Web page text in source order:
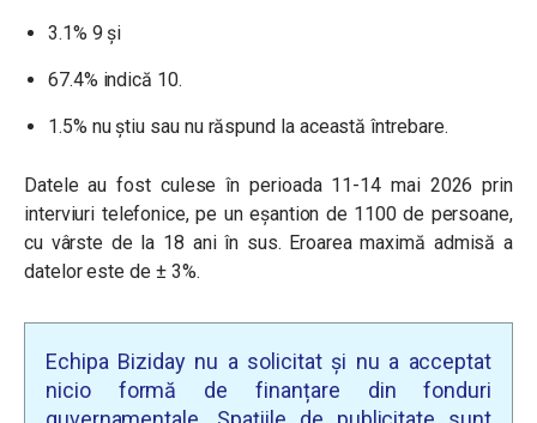
3.1% 9 şi
67.4% indică 10.
1.5% nu ştiu sau nu răspund la această întrebare.
Datele au fost culese în perioada 11-14 mai 2026 prin
interviuri telefonice, pe un eșantion de 1100 de persoane,
cu vârste de la 18 ani în sus. Eroarea maximă admisă a
datelor este de ± 3%.
Echipa Biziday nu a solicitat și nu a acceptat
nicio formă de finanțare din fonduri